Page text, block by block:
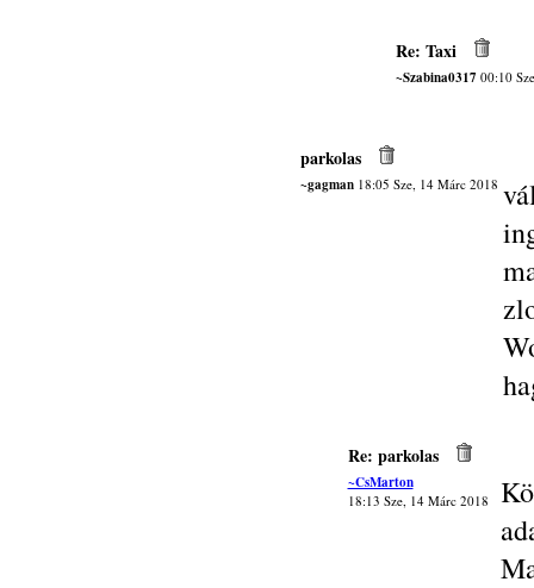
Re: Taxi
~Szabina0317 00:10
parkolas
~gagman18:05 Sze, 14 Márc 2018
Re: parkolas
~CsMarton
18:13 Sze, 14 Márc 2018